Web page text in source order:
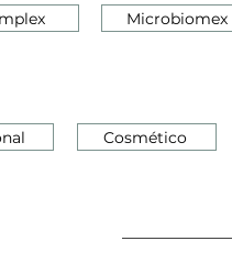
Microbiomex
Cosmético